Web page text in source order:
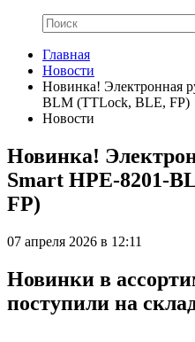
Главная
Новости
Новинка! Электронная
BLM (TTLock, BLE, FP)
Новости
Новинка!
Smart HPE-8201-
FP)
07 апреля 2026 в 12:11
Новинки в
поступили на